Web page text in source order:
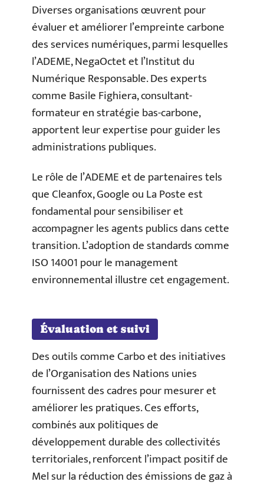
Diverses organisations œuvrent pour
évaluer et améliorer l’empreinte carbone
des services numériques, parmi lesquelles
l’ADEME, NegaOctet et l’Institut du
Numérique Responsable. Des experts
comme Basile Fighiera, consultant-
formateur en stratégie bas-carbone,
apportent leur expertise pour guider les
administrations publiques.
Le rôle de l’ADEME et de partenaires tels
que Cleanfox, Google ou La Poste est
fondamental pour sensibiliser et
accompagner les agents publics dans cette
transition. L’adoption de standards comme
ISO 14001 pour le management
environnemental illustre cet engagement.
Évaluation et suivi
Des outils comme Carbo et des initiatives
de l’Organisation des Nations unies
fournissent des cadres pour mesurer et
améliorer les pratiques. Ces efforts,
combinés aux politiques de
développement durable des collectivités
territoriales, renforcent l’impact positif de
Mel sur la réduction des émissions de gaz à